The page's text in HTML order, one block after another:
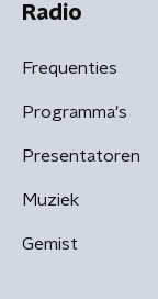
Radio
Frequenties
Programma's
Presentatoren
Muziek
Gemist